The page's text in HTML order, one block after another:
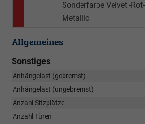
Sonderfarbe Velvet -Rot-
Metallic
Allgemeines
Sonstiges
Anhängelast (gebremst)
Anhängelast (ungebremst)
Anzahl Sitzplätze
Anzahl Türen